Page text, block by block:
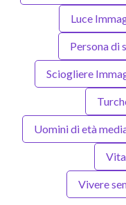
Luce
Persona di
Sciogliere
Uomini di età
Vivere